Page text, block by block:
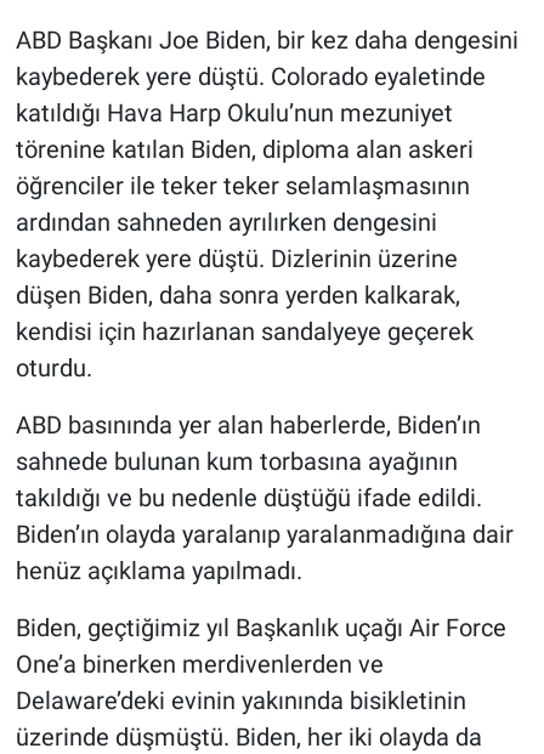
ABD Başkanı Joe Biden, bir kez daha dengesini
kaybederek yere düştü. Colorado eyaletinde
katıldığı Hava Harp Okulu’nun mezuniyet
törenine katılan Biden, diploma alan askeri
öğrenciler ile teker teker selamlaşmasının
ardından sahneden ayrılırken dengesini
kaybederek yere düştü. Dizlerinin üzerine
düşen Biden, daha sonra yerden kalkarak,
kendisi için hazırlanan sandalyeye geçerek
oturdu.
ABD basınında yer alan haberlerde, Biden’ın
sahnede bulunan kum torbasına ayağının
takıldığı ve bu nedenle düştüğü ifade edildi.
Biden’ın olayda yaralanıp yaralanmadığına dair
henüz açıklama yapılmadı.
Biden, geçtiğimiz yıl Başkanlık uçağı Air Force
One’a binerken merdivenlerden ve
Delaware’deki evinin yakınında bisikletinin
üzerinde düşmüştü. Biden, her iki olayda da